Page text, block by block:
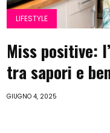
LIFESTYLE
Miss positive:
tra sapori e
GIUGNO 4, 2025